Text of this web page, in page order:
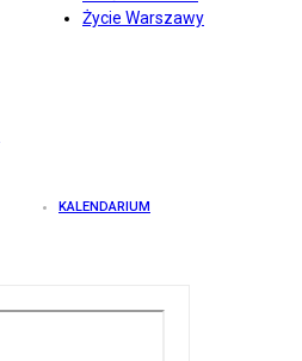
Życie Warszawy
KALENDARIUM